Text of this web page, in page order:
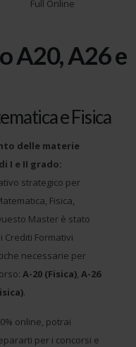
Full Online
A20, A26 e
e Fisica
delle materie
I e II grado:
strategico per
Fisica,
Master è stato
Formativi
necessarie per
A-20 (Fisica), A-26
.
online, potrai
per i concorsi e